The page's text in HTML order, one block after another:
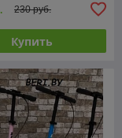
230 руб.
Купить